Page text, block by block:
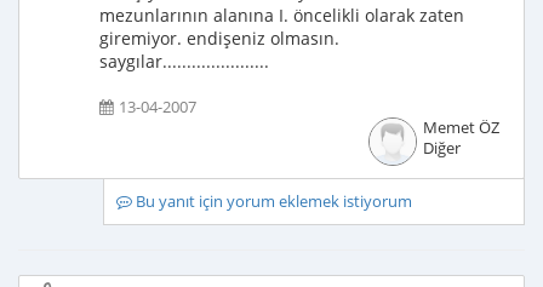
mezunlarının alanına I. öncelikli olarak zaten
giremiyor. endişeniz olmasın.
saygılar......................
13-04-2007
Memet ÖZ
Diğer
Bu yanıt için yorum eklemek istiyorum